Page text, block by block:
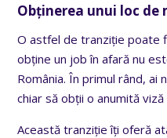
Obținerea unui loc
O astfel de tranziție poate
obține un job în afară nu
România. În primul rând,
chiar să obții o anumită
Această tranziție îți oferă